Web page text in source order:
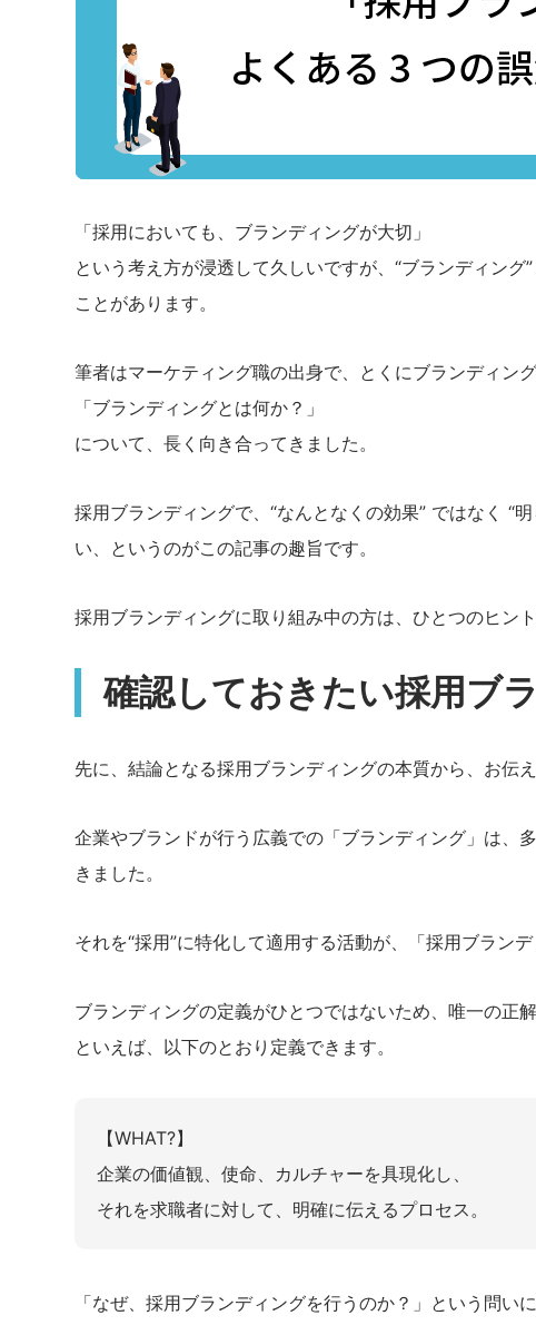
「採用においても、ブランディングが大切」
という考え方が浸透して久しいですが、“ブランディン
ことがあります。
筆者はマーケティング職の出身で、とくにブランディン
「ブランディングとは何か？」
について、長く向き合ってきました。
採用ブランディングで、“なんとなくの効果” ではなく “
い、というのがこの記事の趣旨です。
採用ブランディングに取り組み中の方は、ひとつのヒン
確認しておきたい採用ブ
先に、結論となる採用ブランディングの本質から、お伝え
企業やブランドが行う広義での「ブランディング」は、
きました。
それを“採用”に特化して適用する活動が、「採用ブランデ
ブランディングの定義がひとつではないため、唯一の正
といえば、以下のとおり定義できます。
【WHAT?】
企業の価値観、使命、カルチャーを具現化し、
それを求職者に対して、明確に伝えるプロセス。
「なぜ、採用ブランディングを行うのか？」という問い